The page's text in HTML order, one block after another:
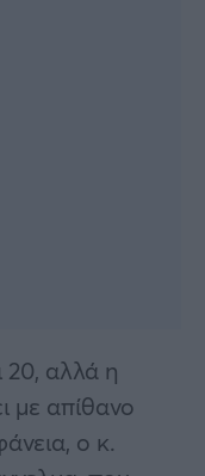
20, αλλά η
με απίθανο
ο κ.